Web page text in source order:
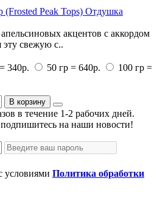
Peak Tops) Отдушка
акцентов с аккордом
эту свежую с..
340р. 50 гр = 640р.
100 гр =
В корзину
в течение 1-2 рабочих дней.
на наши новости!
условиями Политика обработки